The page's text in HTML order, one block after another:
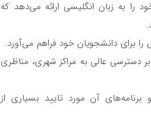
را به زبان انگلیسی ارائه می‌دهد که
دسترسی عالی به مراکز شهری، مناظری
آن مورد تایید بسیاری از